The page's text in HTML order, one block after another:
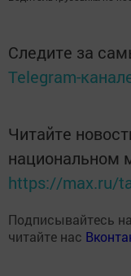
Следите за
Telegram-
Читайте
национальном
https://max.ru/
Подписывайтесь
читайте нас